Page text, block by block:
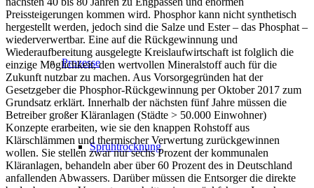
Prozesse
Sprühtrocknung
Preissteigerungen kommen wird. Phosphor kann nicht synthetisch
hergestellt werden, jedoch sind die Salze und Ester – das Phosphat –
wiederverwertbar. Eine auf die Rückgewinnung und
Wiederaufbereitung ausgelegte Kreislaufwirtschaft ist folglich die
einzige Möglichkeit, den wertvollen Mineralstoff auch für die
Zukunft nutzbar zu machen. Aus Vorsorgegründen hat der
Gesetzgeber die Phosphor-Rückgewinnung per Oktober 2017 zum
Grundsatz erklärt. Innerhalb der nächsten fünf Jahre müssen die
Betreiber großer Kläranlagen (Städte > 50.000 Einwohner)
Konzepte erarbeiten, wie sie den knappen Rohstoff aus
Klärschlämmen und thermischer Verwertung zurückgewinnen
wollen. Sie stellen zwar nur sechs Prozent der kommunalen
Kläranlagen, behandeln aber über 60 Prozent des in Deutschland
anfallenden Abwassers. Darüber müssen die Entsorger die direkte